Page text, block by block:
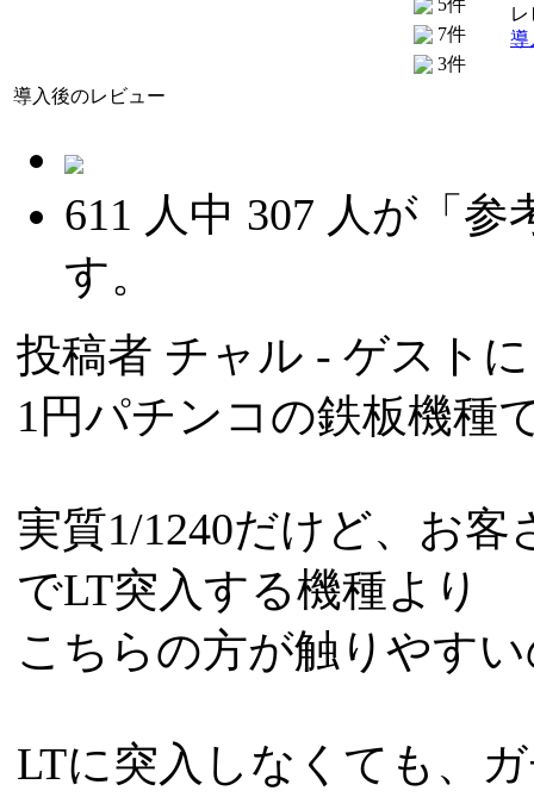
7件
3件
導
導入後のレビュー
611 人中 307 人が「参
す。
投稿者 チャル - ゲスト
1円パチンコの鉄板機種
実質1/1240だけど、お客
でLT突入する機種より
こちらの方が触りやす
LTに突入しなくても、